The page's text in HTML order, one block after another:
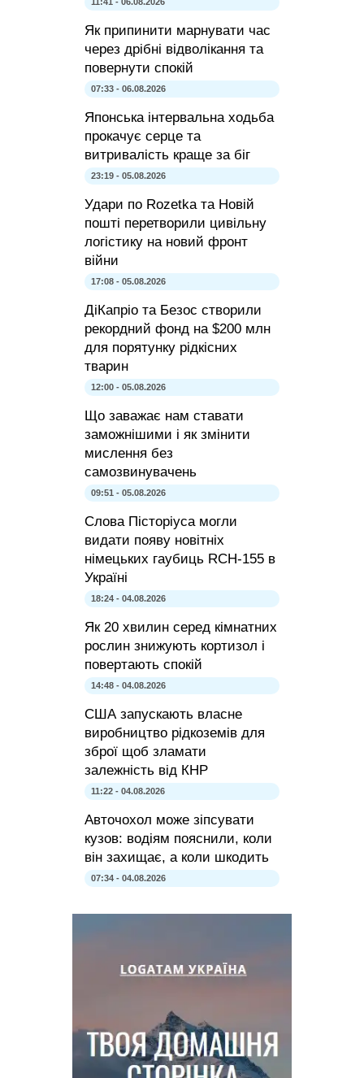
Як припинити марнувати час
через дрібні відволікання та
повернути спокій
07:33 - 06.08.2026
Японська інтервальна ходьба
прокачує серце та
витривалість краще за біг
23:19 - 05.08.2026
Удари по Rozetka та Новій
пошті перетворили цивільну
логістику на новий фронт
війни
17:08 - 05.08.2026
ДіКапріо та Безос створили
рекордний фонд на $200 млн
для порятунку рідкісних
тварин
12:00 - 05.08.2026
Що заважає нам ставати
заможнішими і як змінити
мислення без
самозвинувачень
09:51 - 05.08.2026
Слова Пісторіуса могли
видати появу новітніх
німецьких гаубиць RCH-155 в
Україні
18:24 - 04.08.2026
Як 20 хвилин серед кімнатних
рослин знижують кортизол і
повертають спокій
14:48 - 04.08.2026
США запускають власне
виробництво рідкоземів для
зброї щоб зламати
залежність від КНР
11:22 - 04.08.2026
Авточохол може зіпсувати
кузов: водіям пояснили, коли
він захищає, а коли шкодить
07:34 - 04.08.2026